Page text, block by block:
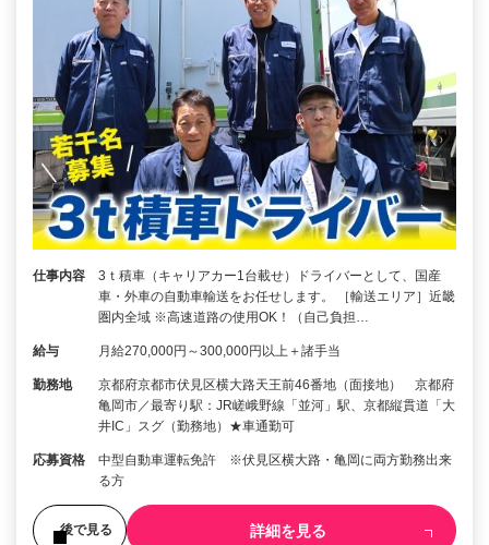
仕事内容
3ｔ積車（キャリアカー1台載せ）ドライバーとして、国産
車・外車の自動車輸送をお任せします。 ［輸送エリア］近畿
圏内全域 ※高速道路の使用OK！（自己負担…
給与 月給270,000円～300,000円以上＋諸手当
勤務地
京都府京都市伏見区横大路天王前46番地（面接地） 京都府
亀岡市／最寄り駅：JR嵯峨野線「並河」駅、京都縦貫道「大
井IC」スグ（勤務地）★車通勤可
応募資格
中型自動車運転免許 ※伏見区横大路・亀岡に両方勤務出来
る方
後で見る 詳細を見る